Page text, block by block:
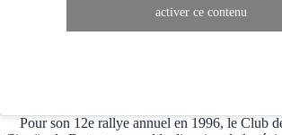
activer ce contenu
Pour son 12e rallye annuel en 1996, le Club